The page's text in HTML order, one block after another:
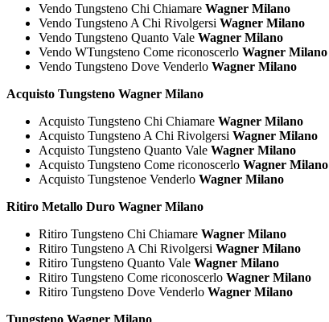
Vendo Tungsteno Chi Chiamare Wagner Milano
Vendo Tungsteno A Chi Rivolgersi Wagner Milano
Vendo Tungsteno Quanto Vale Wagner Milano
Vendo WTungsteno Come riconoscerlo Wagner Milano
Vendo Tungsteno Dove Venderlo Wagner Milano
Acquisto Tungsteno Wagner Milano
Acquisto Tungsteno Chi Chiamare Wagner Milano
Acquisto Tungsteno A Chi Rivolgersi Wagner Milano
Acquisto Tungsteno Quanto Vale Wagner Milano
Acquisto Tungsteno Come riconoscerlo Wagner Milano
Acquisto Tungstenoe Venderlo Wagner Milano
Ritiro Metallo Duro Wagner Milano
Ritiro Tungsteno Chi Chiamare Wagner Milano
Ritiro Tungsteno A Chi Rivolgersi Wagner Milano
Ritiro Tungsteno Quanto Vale Wagner Milano
Ritiro Tungsteno Come riconoscerlo Wagner Milano
Ritiro Tungsteno Dove Venderlo Wagner Milano
Tungsteno Wagner Milano